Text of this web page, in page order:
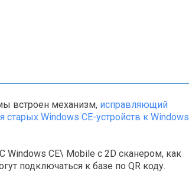
встроен механизм, исправляющий
Windows CE-устройств к Windows
Windows CE\ Mobile с 2D сканером, как
подключаться к базе по QR коду.